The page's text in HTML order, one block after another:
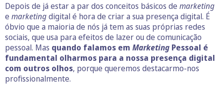
Depois de já estar a par dos conceitos básicos de marketing
e marketingdigital é hora de criar a sua presença digital. É
óbvio que a maioria de nós já tem as suas próprias redes
sociais, que usa para efeitos de lazer ou de comunicação
pessoal. Mas quando falamos em Marketing Pessoal é
fundamental olharmos para a nossa presença digital
com outros olhos, porque queremos destacarmo-nos
profissionalmente.